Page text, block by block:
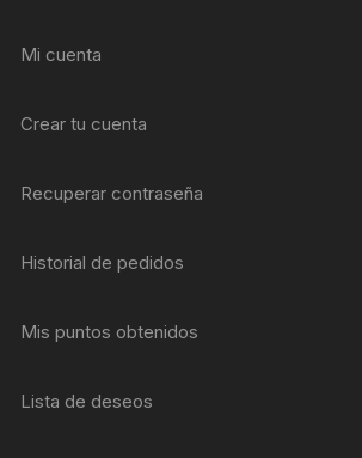
Mi cuenta
Crear tu cuenta
Recuperar contraseña
Historial de pedidos
Mis puntos obtenidos
Lista de deseos